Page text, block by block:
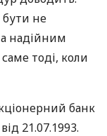
бути не
надійним
тоді, коли
банк
21.07.1993.